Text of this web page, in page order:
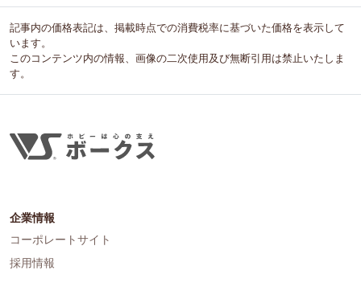
記事内の価格表記は、掲載時点での消費税率に基づいた価格を表示して
います。
このコンテンツ内の情報、画像の二次使用及び無断引用は禁止いたしま
す。
企業情報
コーポレートサイト
採用情報